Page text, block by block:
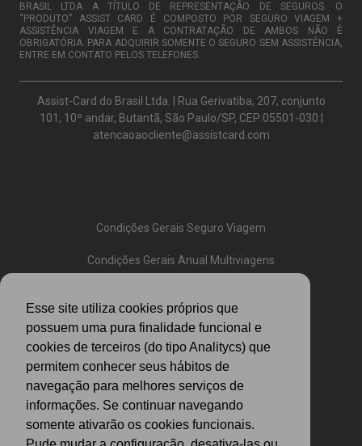
Esse site utiliza cookies próprios que
possuem uma pura finalidade funcional e
cookies de terceiros (do tipo Analitycs) que
permitem conhecer seus hábitos de
navegação para melhores serviços de
informações. Se continuar navegando
somente ativarão os cookies funcionais.
BRASIL LTDA A TÍTULO DE REPRESENTAÇÃO DE SEGUROS. O
“PRODUTO” ASSIST CARD É COMPOSTO POR SEGURO VIAGEM +
ASSISTÊNCIA VIAGEM E A CONTRATAÇÃO DE AMBOS NÃO É
OBRIGATÓRIA. PARA ADQUIRIR SOMENTE O SEGURO SEM ASSISTÊNCIA,
ENTRE EM CONTATO PELOS TELEFONES.
Assist-Card do Brasil Ltda. | Rua Gerivatiba, 207, conjunto
101, 10º andar, Butantã, São Paulo/SP, CEP:05501-030 |
atencaoaocliente@assistcard.com
Condições Gerais Seguro Viagem
Condições Gerais Anual Multiviagens
Política de Cookies
FAQ
Politica de Privacidade